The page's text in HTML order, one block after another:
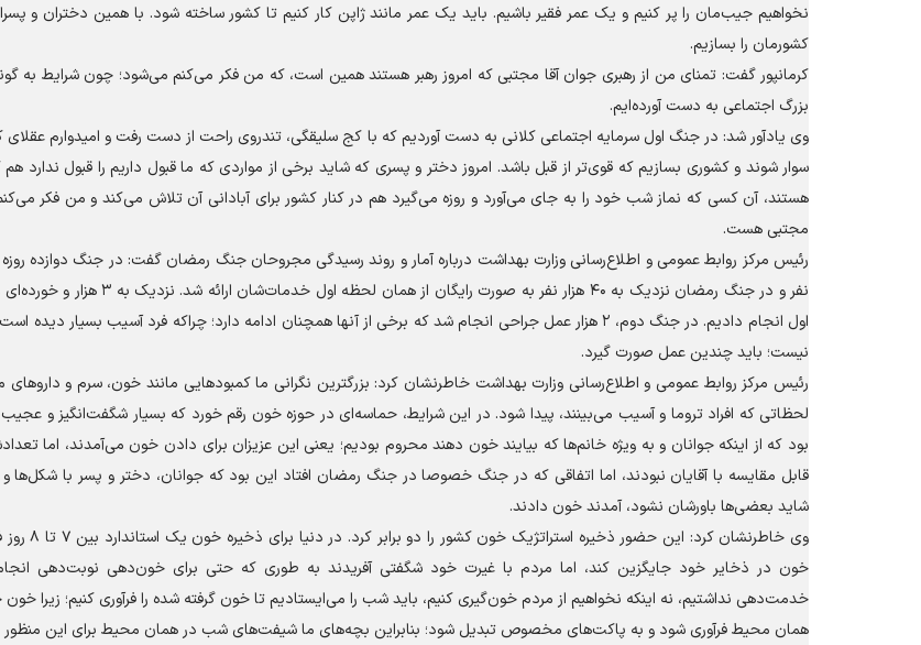
نخواهیم جیب‌مان را پر کنیم و یک عمر فقیر باشیم. باید یک عمر مانند ژاپن کار کنیم تا کشور ساخته شود. با همین دختران و
کشورمان را بسازیم.
کرمانپور گفت: تمنای من از رهبری جوان آقا مجتبی که امروز رهبر هستند همین است، که من فکر می‌کنم می‌شود؛ چون شرایط به
بزرگ اجتماعی به دست آورده‌ایم.
وی یادآور شد: در جنگ اول سرمایه اجتماعی کلانی به دست آوردیم که با کج سلیقگی، تندروی راحت از دست رفت و امیدوارم
سوار شوند و کشوری بسازیم که قوی‌تر از قبل باشد. امروز دختر و پسری که شاید برخی از مواردی که ما قبول داریم را قبول ندارد
هستند، آن کسی که نماز شب خود را به جای می‌آورد و روزه می‌گیرد هم در کنار کشور برای آبادانی آن تلاش می‌کند و من فکر
مجتبی هست.
نفر و در جنگ رمضان نزدیک به ۴۰ هزار نفر به صورت رایگان
اول انجام دادیم. در جنگ دوم، ۲ هزار عمل جراحی انجام شد که برخی از آنها همچنان ادامه دارد؛ چراکه فرد آسیب بسیار
نیست؛ باید چندین عمل صورت گیرد.
رئیس مرکز روابط عمومی و اطلاع‌رسانی وزارت بهداشت خاطرنشان کرد: بزرگترین نگرانی ما کمبود‌هایی مانند خون، سرم و
لحظاتی که افراد تروما و آسیب می‌بینند، پیدا شود. در این شرایط، حماسه‌ای در حوزه خون رقم خورد که بسیار شگفت‌انگیز و
بود که از اینکه جوانان و به ویژه خانم‌ها که بیایند خون دهند محروم بودیم؛ یعنی این عزیزان برای دادن خون می‌آمدند، اما
قابل مقایسه با آقایان نبودند، اما اتفاقی که در جنگ خصوصا در جنگ رمضان افتاد این بود که جوانان، دختر و پسر با
شاید بعضی‌ها باورشان نشود، آمدند خون دادند.
وی خاطرنشان کرد: این
خون در ذخایر خود جایگزین کند، اما مردم با غیرت خود شگفتی آفریدند به طوری که حتی برای خون‌دهی نوبت‌دهی
خدمت‌دهی نداشتیم، نه اینکه نخواهیم از مردم خون‌گیری کنیم، باید شب را می‌ایستادیم تا خون گرفته شده را فرآوری کنیم؛ زیرا
همان محیط فرآوری شود و به پاکت‌های مخصوص تبدیل شود؛ بنابراین بچه‌های ما شیفت‌های شب در همان محیط برای این منظور